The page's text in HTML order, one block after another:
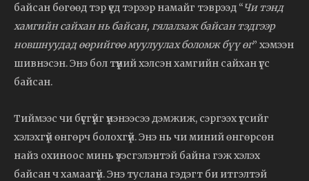
байсан бөгөөд тэр үед тэрээр намайг тэврээд “Чи тэнд
хамгийн сайхан нь байсан, гялалзаж байсан тэдгээр
новшнуудад өөрийгөө муулуулах боломж бүү өг” хэмээн
шивнэсэн. Энэ бол түүний хэлсэн хамгийн сайхан үгс
байсан.
Тиймээс чи бүсгүйг үнэнээсээ дэмжиж, сэргээх үгсийг
хэлэхгүй өнгөрч болохгүй. Энэ нь чи миний өнгөрсөн
найз охиноос минь үзэсгэлэнтэй байна гэж хэлэх
байсан ч хамаагүй. Энэ туслана гэдэгт би итгэлтэй